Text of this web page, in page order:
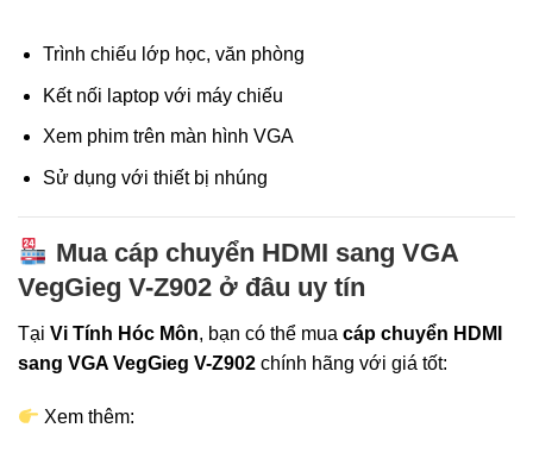
Trình chiếu lớp học, văn phòng
Kết nối laptop với máy chiếu
Xem phim trên màn hình VGA
Sử dụng với thiết bị nhúng
Mua cáp chuyển HDMI sang VGA
VegGieg V-Z902 ở đâu uy tín
Tại Vi Tính Hóc Môn, bạn có thể mua cáp chuyển HDMI
sang VGA VegGieg V-Z902 chính hãng với giá tốt:
Xem thêm: